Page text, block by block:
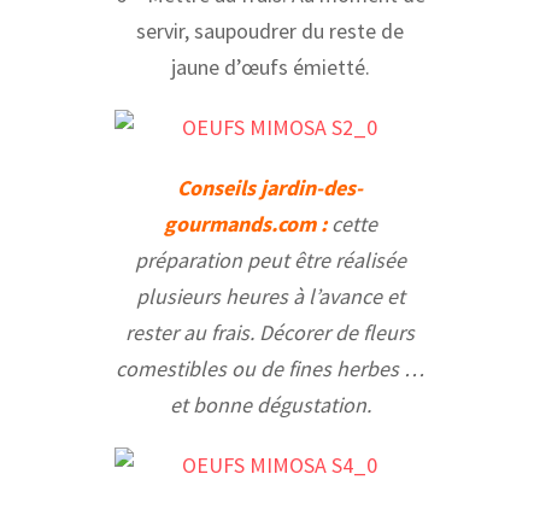
servir, saupoudrer du reste de
jaune d’œufs émietté.
Conseils jardin-des-
gourmands.com : cette
préparation peut être réalisée
plusieurs heures à l’avance et
rester au frais. Décorer de fleurs
comestibles ou de fines herbes …
et bonne dégustation.